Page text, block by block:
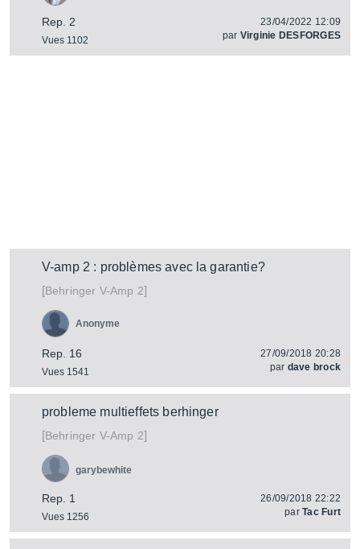
Rep. 2
Vues 1102
23/04/2022 12:09
par Virginie DESFORGES
V-amp 2 : problèmes avec la garantie?
[Behringer V-Amp 2]
Rep. 16
Vues 1541
Anonyme
27/09/2018 20:28
par dave brock
probleme multieffets berhinger
[Behringer V-Amp 2]
Rep. 1
Vues 1256
garybewhite
26/09/2018 22:22
parTac Furt